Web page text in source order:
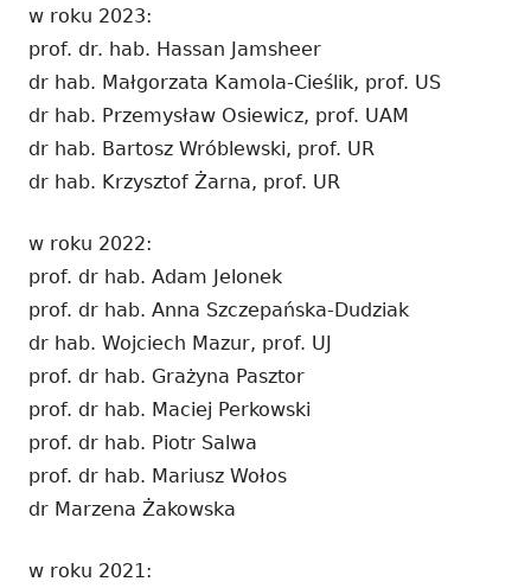
w roku 2023:
prof. dr. hab. Hassan Jamsheer
dr hab. Małgorzata Kamola-Cieślik, prof. US
dr hab. Przemysław Osiewicz, prof. UAM
dr hab. Bartosz Wróblewski, prof. UR
dr hab. Krzysztof Żarna, prof. UR
w roku 2022:
prof. dr hab. Adam Jelonek
prof. dr hab. Anna Szczepańska-Dudziak
dr hab. Wojciech Mazur, prof. UJ
prof. dr hab. Grażyna Pasztor
prof. dr hab. Maciej Perkowski
prof. dr hab. Piotr Salwa
prof. dr hab. Mariusz Wołos
dr Marzena Żakowska
w roku 2021: